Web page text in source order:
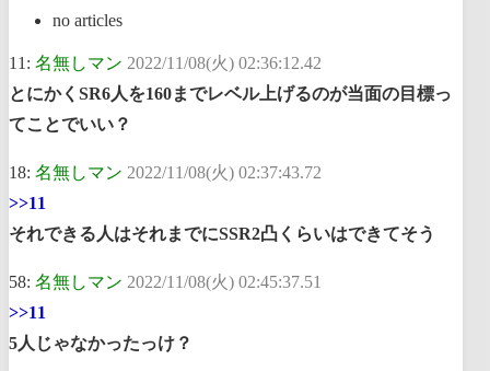
no articles
11: 名無しマン 2022/11/08(火) 02:36:12.42
とにかくSR6人を160までレベル上げるのが当面の目標っ
てことでいい？
18: 名無しマン 2022/11/08(火) 02:37:43.72
>>11
それできる人はそれまでにSSR2凸くらいはできてそう
58: 名無しマン 2022/11/08(火) 02:45:37.51
>>11
5人じゃなかったっけ？